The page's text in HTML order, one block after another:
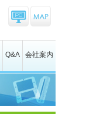
Q&A 会社案内